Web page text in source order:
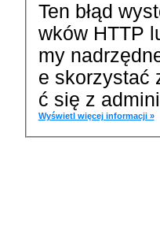
Ten błąd
wków HTTP
my
e skorzystać
ć się z
Wyświetl więcej informacji »